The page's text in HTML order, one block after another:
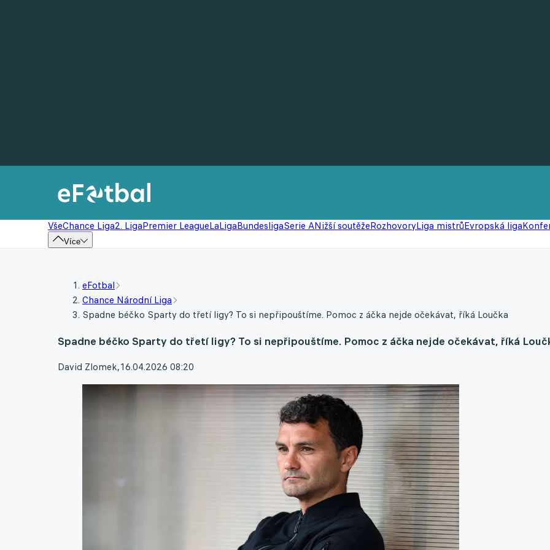
VšeChance Liga2. LigaPremier LeagueLaLigaBundesligaSerie ANižší soutěžeRozhovoryLiga mistrůEvropská liga
Více
eFotbal
Chance Národní Liga
Spadne béčko Sparty do třetí ligy? To si nepřipouštíme. Pomoc z áčka nejde očekávat, říká Loučka
Spadne béčko Sparty do třetí ligy? To si nepřipouštíme. Pomoc z áčka nejde očekávat, říká
David Zlomek,16.04.2026 08:20